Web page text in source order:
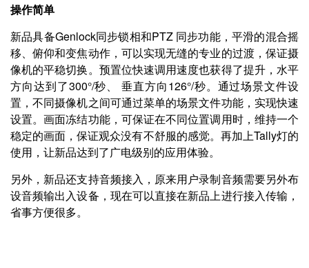
操作简单
新品具备Genlock同步锁相和PTZ 同步功能，平滑的混合摇
移、俯仰和变焦动作，可以实现无缝的专业的过渡，保证摄
像机的平稳切换。预置位快速调用速度也获得了提升，水平
方向达到了300°/秒、 垂直方向126°/秒。通过场景文件设
置，不同摄像机之间可通过菜单的场景文件功能，实现快速
设置。画面冻结功能，可保证在不同位置调用时，维持一个
稳定的画面，保证观众没有不舒服的感觉。再加上Tally灯的
使用，让新品达到了广电级别的应用体验。
另外，新品还支持音频接入，原来用户录制音频需要另外布
设音频输出入设备，现在可以直接在新品上进行接入传输，
省事方便很多。